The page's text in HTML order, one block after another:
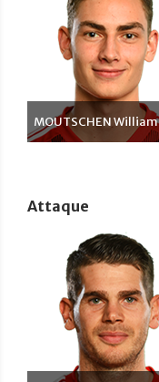
MOUTSCHEN William
Attaque